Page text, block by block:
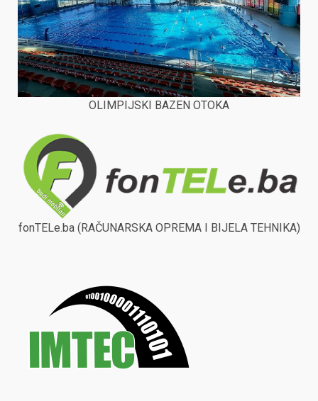
OLIMPIJSKI BAZEN OTOKA
fonTELe.ba (RAČUNARSKA OPREMA I BIJELA TEHNIKA)